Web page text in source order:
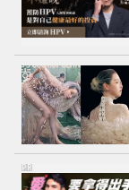
PR